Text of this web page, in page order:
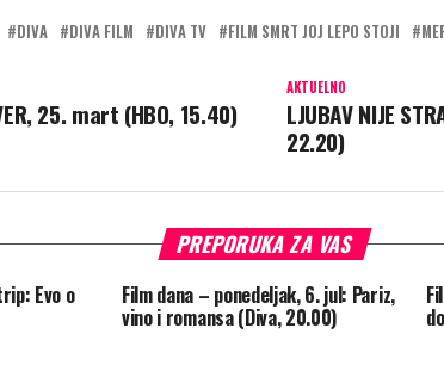
DIVA DIVA FILM DIVA TV FILM SMRT JOJ LEPO STOJI
AKTUELNO
LJUBAV NIJE
22.20)
25. mart (HBO, 15.40)
PREPORUKA ZA VAS
Evo o Film dana – ponedeljak, 6. jul: Pariz,
vino i romansa (Diva, 20.00)